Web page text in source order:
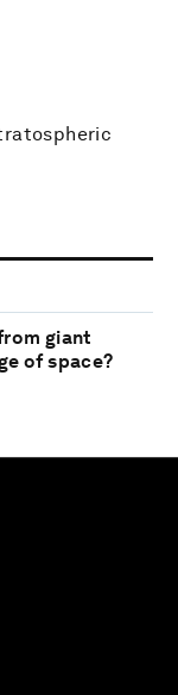
giant
of space?